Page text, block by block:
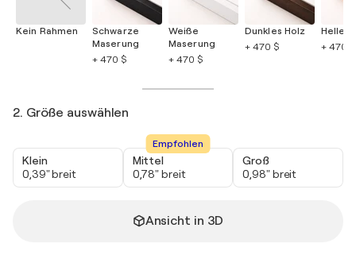
Kein Rahmen
Schwarze
Maserung
+ 470 $
Weiße
Maserung
+ 470 $
Dunkles Holz
+ 470 $
Helles
+ 470 $
2. Größe auswählen
Klein
0,39" breit
Empfohlen
Mittel
0,78" breit
Groß
0,98" breit
Ansicht in 3D